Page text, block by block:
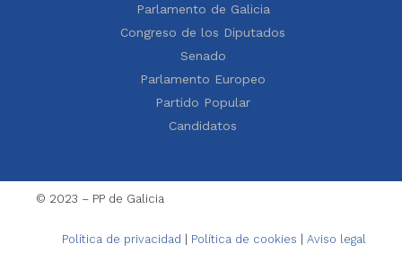
Parlamento de Galicia
Congreso de los Diputados
Senado
Parlamento Europeo
Partido Popular
Candidatos
© 2023 – PP de Galicia
Política de privacidad | Política de cookies | Aviso legal